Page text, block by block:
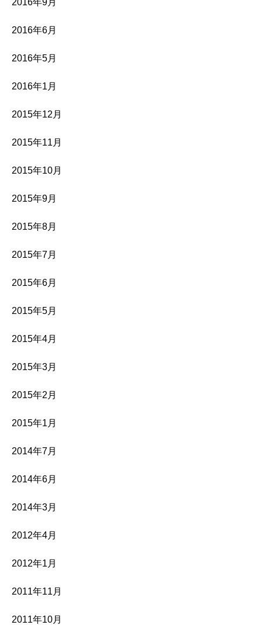
2016年6月
2016年5月
2016年1月
2015年12月
2015年11月
2015年10月
2015年9月
2015年8月
2015年7月
2015年6月
2015年5月
2015年4月
2015年3月
2015年2月
2015年1月
2014年7月
2014年6月
2014年3月
2012年4月
2012年1月
2011年11月
2011年10月